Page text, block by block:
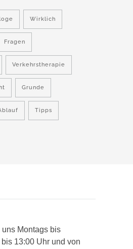
Wirklich
Fragen
Verkehrstherapie
Grunde
Tipps
Montags bis
13:00 Uhr und von